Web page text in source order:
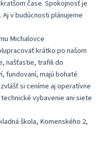
čase. Spokojnosť je
v budúcnosti plánujeme
Michalovce
krátko po našom
našťastie, trafili do
fundovaní, majú bohaté
si ceníme aj operatívne
vybavenie ani siete
škola, Komenského 2,